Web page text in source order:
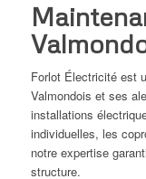
Forlot Électricité est
Valmondois et ses
installations
individuelles, les
notre expertise
structure.